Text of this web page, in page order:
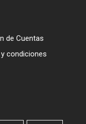
de Cuentas
condiciones